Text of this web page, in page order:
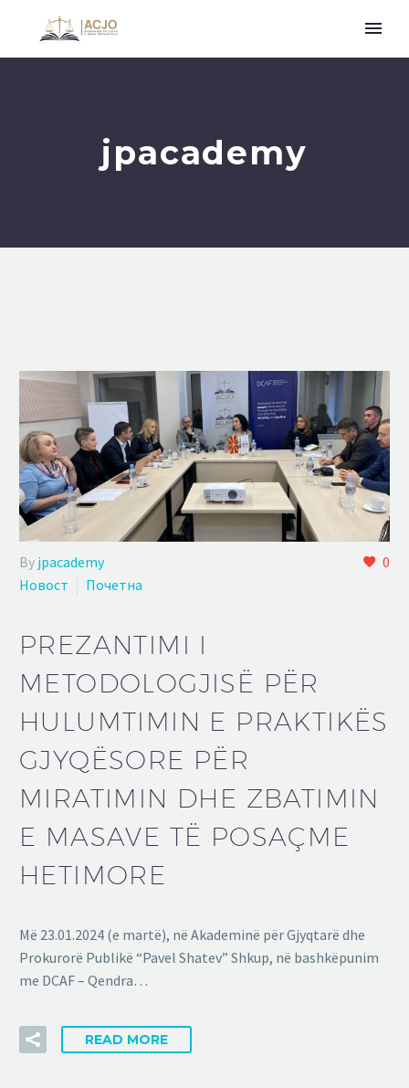
jpacademy
0
By jpacademy
Новост
Почетна
PREZANTIMI I
METODOLOGJISË PËR
HULUMTIMIN E PRAKTIKËS
GJYQËSORE PËR
MIRATIMIN DHE ZBATIMIN
E MASAVE TË POSAÇME
HETIMORE
Më 23.01.2024 (e martë), në Akademinë për Gjyqtarë dhe
Prokurorë Publikë “Pavel Shatev” Shkup, në bashkëpunim
me DCAF – Qendra…
READ MORE